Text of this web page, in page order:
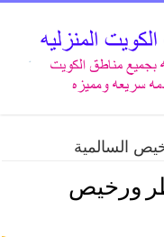
السالمية
ورخيص